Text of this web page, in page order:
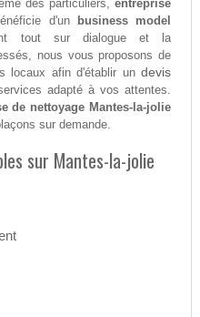
des particuliers,entreprise
d'un
business model
tout sur dialogue et la
nous vous proposons de
locaux afin d'établir undevis
adapté à vos attentes.
de nettoyage Mantes-la-jolie
sur demande.
sur Mantes-la-jolie